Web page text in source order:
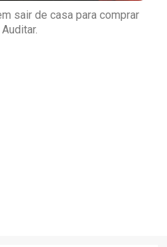
sair de casa para comprar